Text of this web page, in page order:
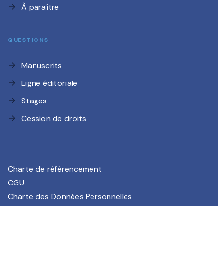
arrow_forward À paraître
QUESTIONS
arrow_forward Manuscrits
arrow_forward Ligne éditoriale
arrow_forward Stages
arrow_forward Cession de droits
Charte de référencement
CGU
Charte des Données Personnelles